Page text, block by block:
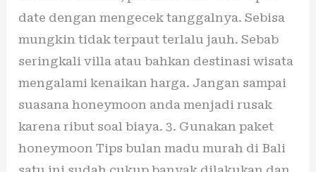
date dengan mengecek tanggalnya. Sebisa
mungkin tidak terpaut terlalu jauh. Sebab
seringkali villa atau bahkan destinasi wisata
mengalami kenaikan harga. Jangan sampai
suasana honeymoon anda menjadi rusak
karena ribut soal biaya. 3. Gunakan paket
honeymoon Tips bulan madu murah di Bali